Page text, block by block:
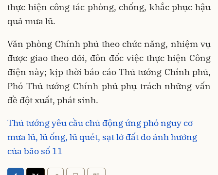
thực hiện công tác phòng, chống, khắc phục hậu
quả mưa lũ.
Văn phòng Chính phủ theo chức năng, nhiệm vụ
được giao theo dõi, đôn đốc việc thực hiện Công
điện này; kịp thời báo cáo Thủ tướng Chính phủ,
Phó Thủ tướng Chính phủ phụ trách những vấn
đề đột xuất, phát sinh.
Thủ tướng yêu cầu chủ động ứng phó nguy cơ
mưa lũ, lũ ống, lũ quét, sạt lở đất do ảnh hưởng
của bão số 11